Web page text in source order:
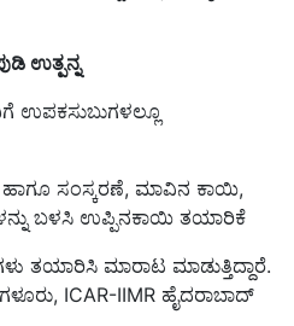
ಉತ್ಪನ್ನ
ಉಪಕಸುಬುಗಳಲ್ಲೂ
ಸಂಸ್ಕರಣೆ, ಮಾವಿನ ಕಾಯಿ,
ಬಳಸಿ ಉಪ್ಪಿನಕಾಯಿ ತಯಾರಿಕೆ
ತಯಾರಿಸಿ ಮಾರಾಟ ಮಾಡುತ್ತಿದ್ದಾರೆ.
ICAR-IIMR ಹೈದರಾಬಾದ್